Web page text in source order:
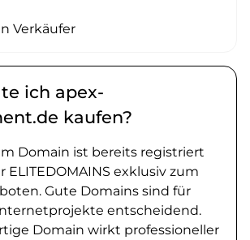
Verkäufer
ich apex-
kaufen?
Domain ist bereits registriert
ELITEDOMAINS exklusiv zum
Gute Domains sind für
entscheidend.
Domain wirkt professioneller